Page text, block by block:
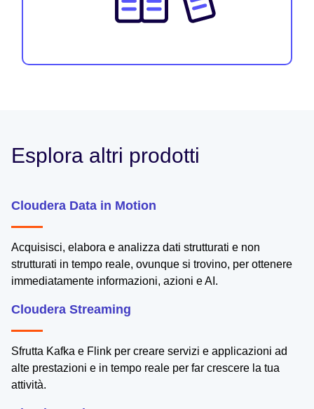
Esplora altri prodotti
Cloudera Data in Motion
Acquisisci, elabora e analizza dati strutturati e non
strutturati in tempo reale, ovunque si trovino, per ottenere
immediatamente informazioni, azioni e AI.
Cloudera Streaming
Sfrutta Kafka e Flink per creare servizi e applicazioni ad
alte prestazioni e in tempo reale per far crescere la tua
attività.